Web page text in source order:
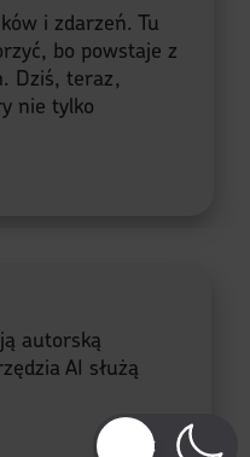
i zdarzeń. Tu
bo powstaje z
Dziś, teraz,
nie tylko
autorską
AI służą